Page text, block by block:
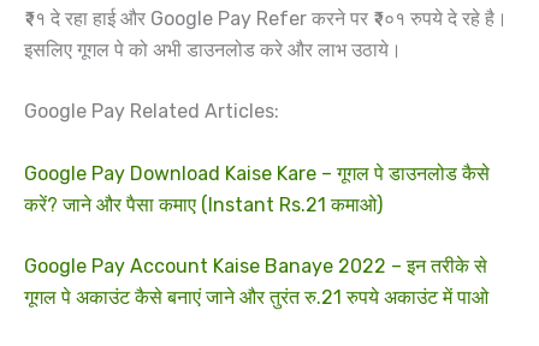
₹२१ दे रहा हाई और Google Pay Refer करने पर ₹२०१ रुपये दे रहे है।
इसलिए गूगल पे को अभी डाउनलोड करे और लाभ उठाये।
Google Pay Related Articles:
Google Pay Download Kaise Kare – गूगल पे डाउनलोड कैसे
करें? जाने और पैसा कमाए (Instant Rs.21 कमाओ)
Google Pay Account Kaise Banaye 2022 – इन तरीके से
गूगल पे अकाउंट कैसे बनाएं जाने और तुरंत रु.21 रुपये अकाउंट में पाओ